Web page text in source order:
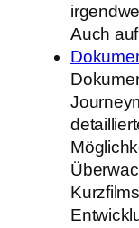
Auch